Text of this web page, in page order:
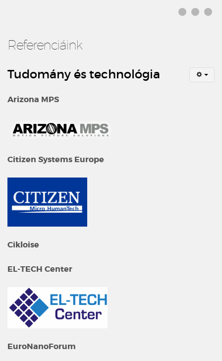
Referenciáink
Tudomány és technológia
Arizona MPS
Citizen Systems Europe
Cikloise
EL-TECH Center
EuroNanoForum